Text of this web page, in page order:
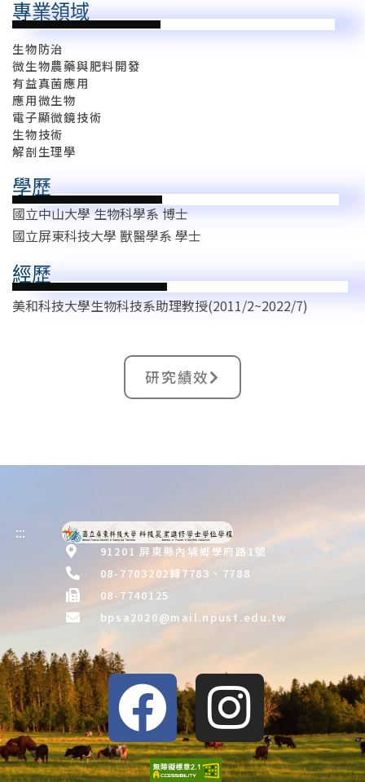
專業領域
生物防治
微生物農藥與肥料開發
有益真菌應用
應用微生物
電子顯微鏡技術
生物技術
解剖生理學
學歷
國立中山大學 生物科學系 博士
國立屏東科技大學 獸醫學系 學士
經歷
美和科技大學生物科技系助理教授(2011/2~2022/7)
研究績效
:::
91201 屏東縣內埔鄉學府路1號
08-7703202轉7783、7788
08-7740125
bpsa2020@mail.npust.edu.tw